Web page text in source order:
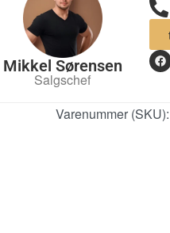
Mikkel Sørensen
Salgschef
Varenummer (SKU):